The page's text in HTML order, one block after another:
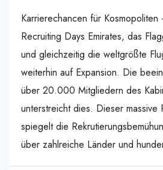
Karrierechancen für Kosmopoliten
Recruiting Days Emirates, das
und gleichzeitig die weltgrößte
weiterhin auf Expansion. Die
über 20.000 Mitgliedern des
unterstreicht dies. Dieser massive
spiegelt die
über zahlreiche Länder und